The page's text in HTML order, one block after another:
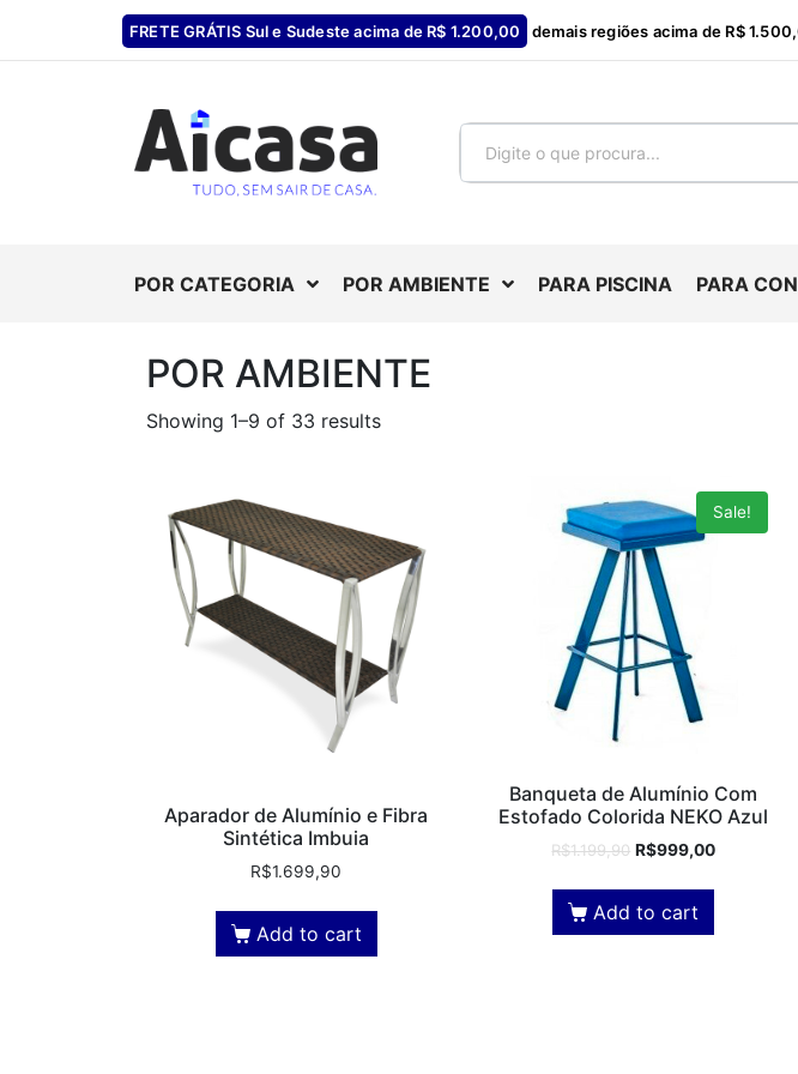
FRETE GRÁTIS Sul e Sudeste acima de R$ 1.200,00 demais regiões acima de R$
POR CATEGORIA POR AMBIENTE PARA PISCINA PARA
POR AMBIENTE
Showing 1–9 of 33 results
Aparador de Alumínio e Fibra
Sintética Imbuia
R$1.699,90
Add to cart
Sale!
Banqueta de Alumínio Com
Estofado Colorida NEKO Azul
R$1.199,90 R$999,00
Add to cart